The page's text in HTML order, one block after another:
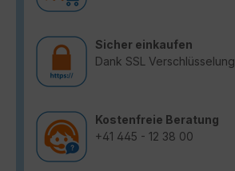
Sicher einkaufen
Dank SSL Verschlüsselung
Kostenfreie Beratung
+41 445 - 12 38 00